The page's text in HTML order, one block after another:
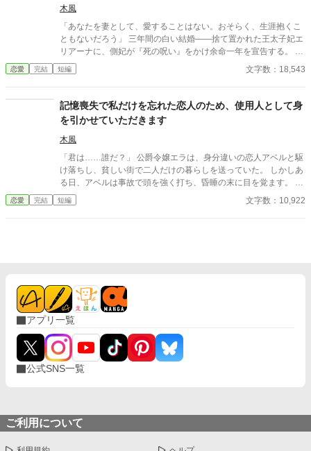
（全く物語には響きませんので、読んでいなくても全く問題あり
も含めて全35話です。 ★感想いただきまして、さすがにちょっと
可哀想かなと最後の35話、文を少し付けたしました。私めの表現
の力不足でした…それでも読んで下さいまして嬉しいです。
木風
「あなたを妻として、愛することはない。おそらく、生涯抱くこ
ともないだろう」 三年間の白い結婚——捨て置かれた王太子妃エ
リアーナに、側妃が『死の呪い』をかけ余命一年を宣告する。 離
縁を願うも拒否され、代わりに「死ぬまでに十の願いを叶えて」
と契約する—— 二人きりの外出、星空、海…ささやかな願いが王
恋愛 完結 短編 文字数：18,543
記憶喪失で私だけを忘れた恋人のため、使用人として身
を引かせていただきます
木風
「君は……誰だ？」 公爵令嬢エラは、身分違いの恋人アベルと駆
け落ちし、貧しい街で二人だけの暮らしを送っていた。 しかしあ
る日、アベルは事故で頭を強く打ち、昏睡の末に目を覚ます。 彼
が失っていたのは、エラと出会ってからの記憶だけだった。 やつ
れ果てた自分を恋人だと名乗れなかったエラは、彼のために「使
恋愛 完結 短編 文字数：10,922
アプリ一覧
公式SNS一覧
ご利用について